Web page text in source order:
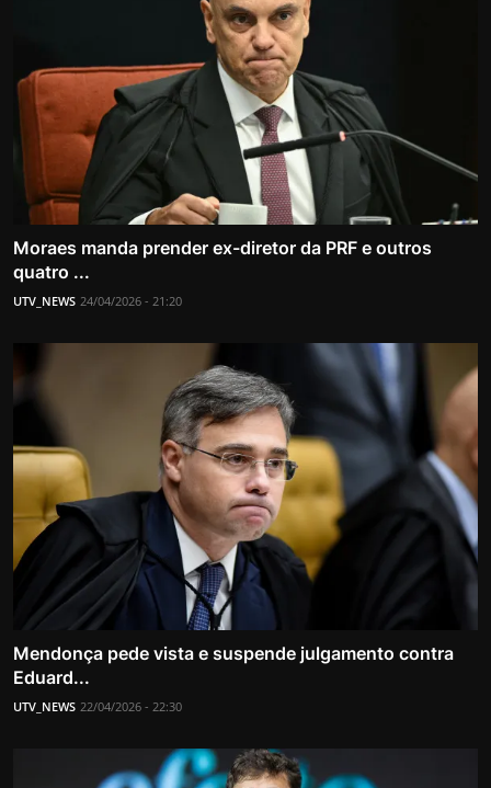
Moraes manda prender ex-diretor da PRF e outros
quatro ...
UTV_NEWS 24/04/2026 - 21:20
Mendonça pede vista e suspende julgamento contra
Eduard...
UTV_NEWS 22/04/2026 - 22:30